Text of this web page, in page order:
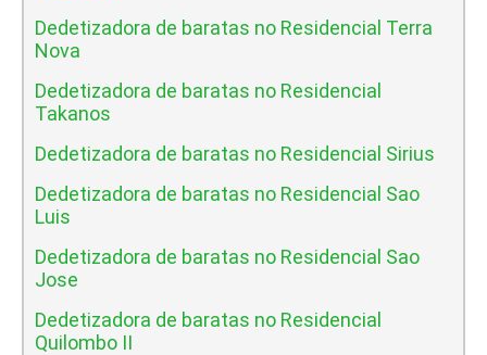
Dedetizadora de baratas no Residencial Terra
Nova
Dedetizadora de baratas no Residencial
Takanos
Dedetizadora de baratas no Residencial Sirius
Dedetizadora de baratas no Residencial Sao
Luis
Dedetizadora de baratas no Residencial Sao
Jose
Dedetizadora de baratas no Residencial
Quilombo II